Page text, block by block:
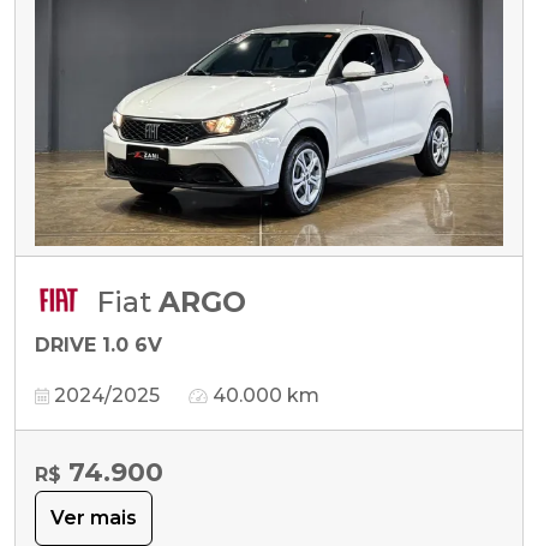
Fiat ARGO
DRIVE 1.0 6V
2024/2025 40.000 km
R$ 74.900
Ver mais